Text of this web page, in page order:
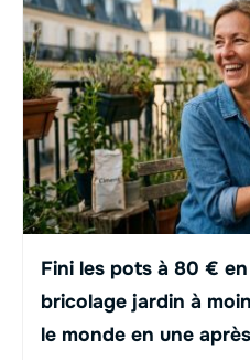
Fini les pots à 80 €
bricolage jardin à
le monde en une